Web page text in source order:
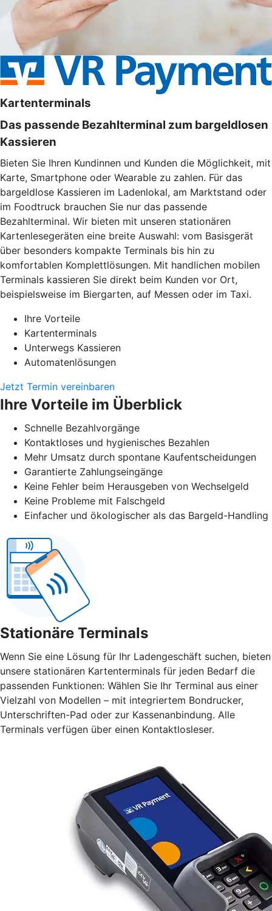
Kartenterminals
Das passende Bezahlterminal zum bargeldlosen
Kassieren
Bieten Sie Ihren Kundinnen und Kunden die Möglichkeit, mit
Karte, Smartphone oder Wearable zu zahlen. Für das
bargeldlose Kassieren im Ladenlokal, am Marktstand oder
im Foodtruck brauchen Sie nur das passende
Bezahlterminal. Wir bieten mit unseren stationären
Kartenlesegeräten eine breite Auswahl: vom Basisgerät
über besonders kompakte Terminals bis hin zu
komfortablen Komplettlösungen. Mit handlichen mobilen
Terminals kassieren Sie direkt beim Kunden vor Ort,
beispielsweise im Biergarten, auf Messen oder im Taxi.
Ihre Vorteile
Kartenterminals
Unterwegs Kassieren
Automatenlösungen
Jetzt Termin vereinbaren
Ihre Vorteile im Überblick
Schnelle Bezahlvorgänge
Kontaktloses und hygienisches Bezahlen
Mehr Umsatz durch spontane Kaufentscheidungen
Garantierte Zahlungseingänge
Keine Fehler beim Herausgeben von Wechselgeld
Keine Probleme mit Falschgeld
Einfacher und ökologischer als das Bargeld-Handling
Stationäre Terminals
Wenn Sie eine Lösung für Ihr Ladengeschäft suchen, bieten
unsere stationären Kartenterminals für jeden Bedarf die
passenden Funktionen: Wählen Sie Ihr Terminal aus einer
Vielzahl von Modellen – mit integriertem Bondrucker,
Unterschriften-Pad oder zur Kassenanbindung. Alle
Terminals verfügen über einen Kontaktlosleser.